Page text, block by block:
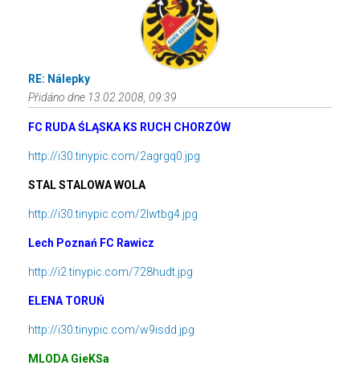
RE: Nálepky
Přidáno dne 13.02.2008, 09:39
FC RUDA ŚLĄSKA KS RUCH CHORZÓW
http://i30.tinypic.com/2agrgq0.jpg
STAL STALOWA WOLA
http://i30.tinypic.com/2lwtbg4.jpg
Lech Poznań FC Rawicz
http://i2.tinypic.com/728hudt.jpg
ELENA TORUŃ
http://i30.tinypic.com/w9isdd.jpg
MLODA GieKSa